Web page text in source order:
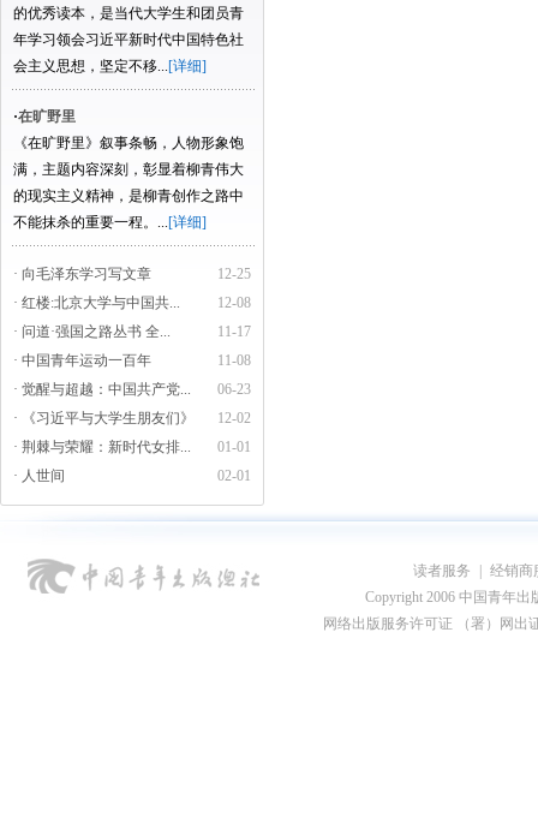
的优秀读本，是当代大学生和团员青
年学习领会习近平新时代中国特色社
会主义思想，坚定不移...[详细]
·在旷野里
《在旷野里》叙事条畅，人物形象饱
满，主题内容深刻，彰显着柳青伟大
的现实主义精神，是柳青创作之路中
不能抹杀的重要一程。...[详细]
12-25
· 向毛泽东学习写文章
12-08
· 红楼:北京大学与中国共...
11-17
· 问道·强国之路丛书 全...
11-08
· 中国青年运动一百年
06-23
· 觉醒与超越：中国共产党...
12-02
· 《习近平与大学生朋友们》
01-01
· 荆棘与荣耀：新时代女排...
02-01
· 人世间
读者服务
经销商
Copyright 2006 中国青年出
网络出版服务许可证 （署）网出